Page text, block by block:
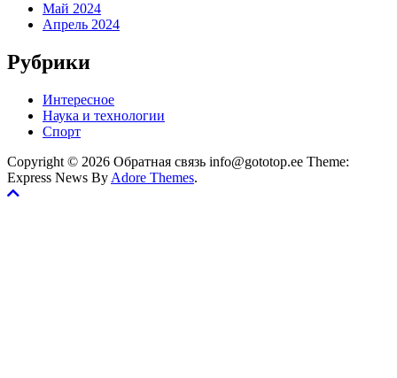
Май 2024
Апрель 2024
Рубрики
Интересное
Наука и технологии
Спорт
Copyright © 2026 Обратная связь info@gototop.ee Theme:
Express News By Adore Themes.